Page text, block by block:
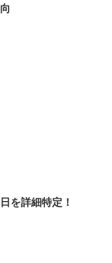
を詳細特定！